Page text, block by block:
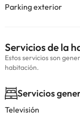
Parking exterior
Servicios de la
Estos servicios son
habitación.
Servicios
Televisión